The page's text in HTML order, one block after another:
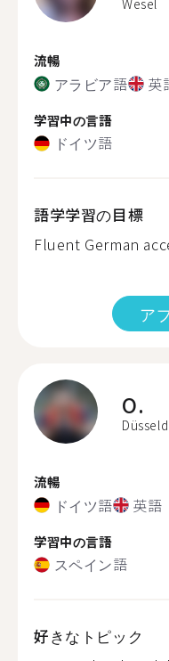
Wesel
流暢
アラビア語 英
学習中の言語
ドイツ語
語学学習の目標
Fluent German
ア
O.
流暢
ドイツ語 英語
学習中の言語
スペイン語
好きなトピック